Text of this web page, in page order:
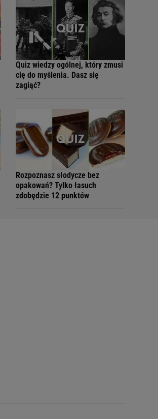
Quiz wiedzy ogólnej, który zmusi
cię do myślenia. Dasz się
zagiąć?
Rozpoznasz słodycze bez
opakowań? Tylko łasuch
zdobędzie 12 punktów